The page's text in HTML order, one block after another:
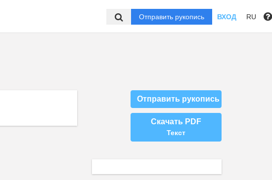
Отправить рукопись ВХОД RU
Отправить рукопись
Скачать PDF
Текст